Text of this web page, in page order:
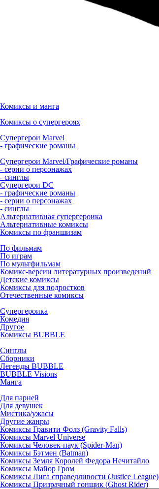
Комиксы и манга
Комиксы о супергероях
Супергерои Marvel
- графические романы
Супергерои Marvel/Графические романы
- серии о персонажах
- синглы
Супергерои DC
- графические романы
- серии о персонажах
- синглы
Альтернативная супергероика
Альтернативные комиксы
Комиксы по франшизам
По фильмам
По играм
По мультфильмам
Комикс-версии литературных произведений
Детские комиксы
Комиксы для подростков
Отечественные комиксы
Супергероика
Комедия
Другое
Комиксы BUBBLE
Синглы
Сборники
Легенды BUBBLE
BUBBLE Visions
Манга
Для парней
Для девушек
Мистика/ужасы
Другие жанры
Комиксы Гравити Фолз (Gravity Falls)
Комиксы Marvel Universe
Комиксы Человек-паук (Spider-Man)
Комиксы Бэтмен (Batman)
Комиксы Земля Королей Федора Нечитайло
Комиксы Майор Гром
Комиксы Лига справедливости (Justice League)
Комиксы Призрачный гонщик (Ghost Rider)